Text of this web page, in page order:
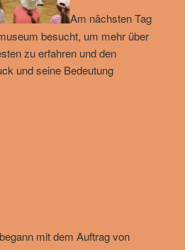
Am nächsten Tag
besucht, um mehr über
zu erfahren und den
und seine Bedeutung
mit dem Auftrag von